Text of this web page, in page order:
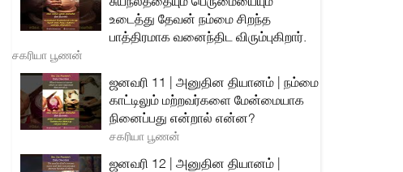
உடைத்து தேவன் நம்மை சிறந்த
பாத்திரமாக வனைந்திட விரும்புகிறார்.
சகரியா பூணன்
ஜனவரி 11 | அனுதின தியானம் | நம்மை
காட்டிலும் மற்றவர்களை மேன்மையாக
நினைப்பது என்றால் என்ன?
சகரியா பூணன்
ஜனவரி 12 | அனுதின தியானம் |